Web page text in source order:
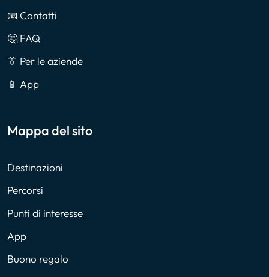
📧 Contatti
🤔 FAQ
👔 Per le aziende
📱 App
Mappa del sito
Destinazioni
Percorsi
Punti di interesse
App
Buono regalo